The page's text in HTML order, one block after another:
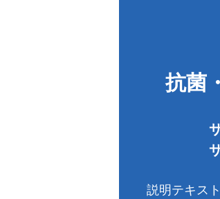
抗菌
説明テキス